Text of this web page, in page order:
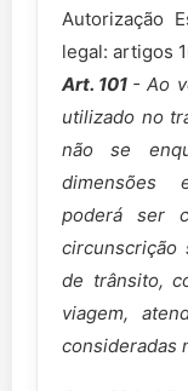
Autorização
legal: artigos
Art. 101 - Ao
utilizado no
não se
dimensões
poderá ser
circunscrição
de trânsito,
viagem,
consideradas